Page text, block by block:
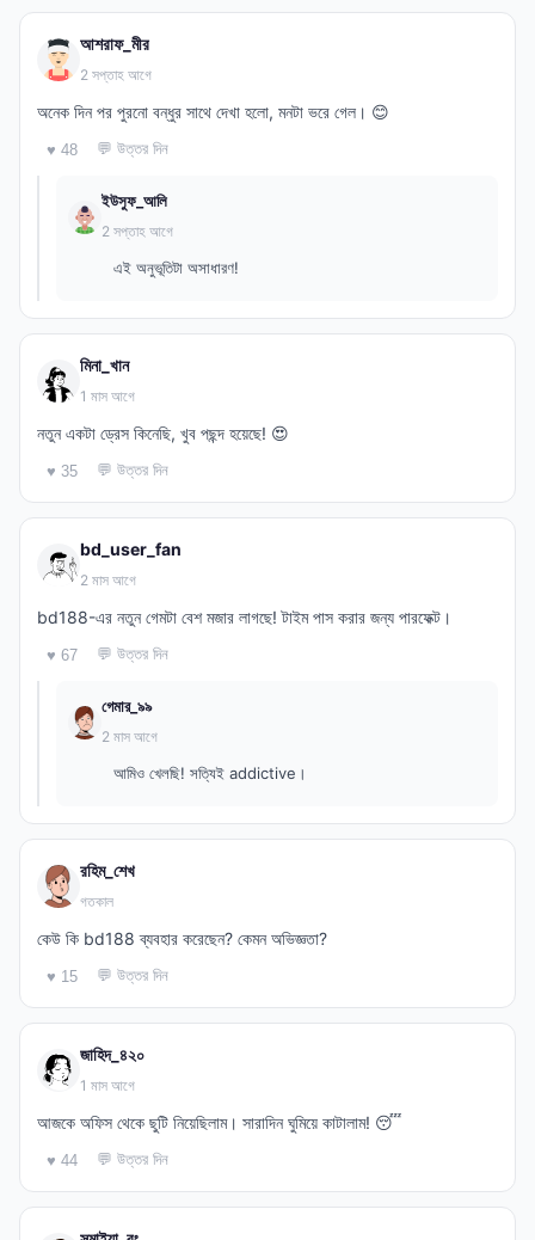
আশরাফ_মীর
2 সপ্তাহ আগে
অনেক দিন পর পুরনো বন্ধুর সাথে দেখা হলো, মনটা ভরে গেল। 😊
♥ 48 💬 উত্তর দিন
ইউসুফ_আলি
2 সপ্তাহ আগে
এই অনুভূতিটা অসাধারণ!
মিনা_খান
1 মাস আগে
নতুন একটা ড্রেস কিনেছি, খুব পছন্দ হয়েছে! 😍
♥ 35 💬 উত্তর দিন
bd_user_fan
2 মাস আগে
bd188-এর নতুন গেমটা বেশ মজার লাগছে! টাইম পাস করার জন্য পারফেক্ট।
♥ 67 💬 উত্তর দিন
গেমার_৯৯
2 মাস আগে
আমিও খেলছি! সত্যিই addictive।
রহিম_শেখ
গতকাল
কেউ কি bd188 ব্যবহার করেছেন? কেমন অভিজ্ঞতা?
♥ 15 💬 উত্তর দিন
জাহিদ_৪২০
1 মাস আগে
আজকে অফিস থেকে ছুটি নিয়েছিলাম। সারাদিন ঘুমিয়ে কাটালাম! 😴
♥ 44 💬 উত্তর দিন